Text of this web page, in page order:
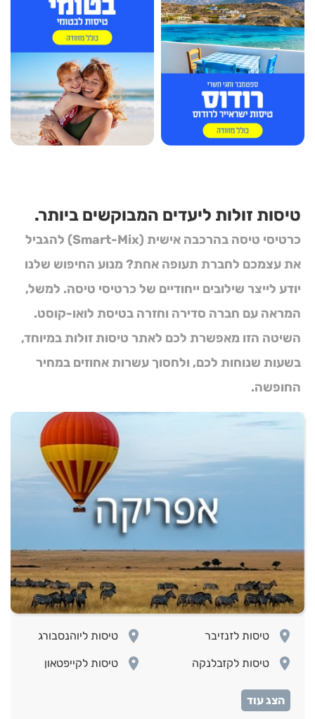
טיסות זולות ליעדים המבוקשים ביותר.
כרטיסי טיסה בהרכבה אישית (Smart-Mix)
להגביל
את עצמכם לחברת תעופה אחת? מנוע החיפוש שלנו
יודע לייצר שילובים ייחודיים של כרטיסי טיסה. למשל,
המראה עם חברה סדירה וחזרה בטיסת לואו-קוסט.
השיטה הזו מאפשרת לכם לאתר טיסות זולות במיוחד,
בשעות שנוחות לכם, ולחסוך עשרות אחוזים במחיר
החופשה.
room טיסות לזנזיבר room טיסות ליוהנסבורג
room טיסות לקזבלנקה room טיסות לקייפטאון